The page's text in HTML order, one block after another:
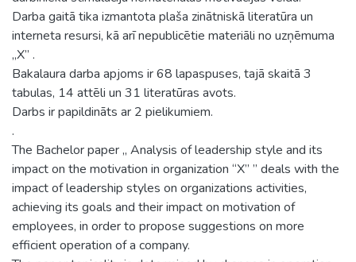
Darba gaitā tika izmantota plaša zinātniskā literatūra un
interneta resursi, kā arī nepublicētie materiāli no uzņēmuma
„X” .
Bakalaura darba apjoms ir 68 lapaspuses, tajā skaitā 3
tabulas, 14 attēli un 31 literatūras avots.
Darbs ir papildināts ar 2 pielikumiem.
.
The Bachelor paper „ Analysis of leadership style and its
impact on the motivation in organization “X” ” deals with the
impact of leadership styles on organizations activities,
achieving its goals and their impact on motivation of
employees, in order to propose suggestions on more
efficient operation of a company.